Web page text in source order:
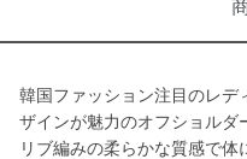
韓国ファッション注目のレデ
ザインが魅力のオフショルダ
リブ編みの柔らかな質感で